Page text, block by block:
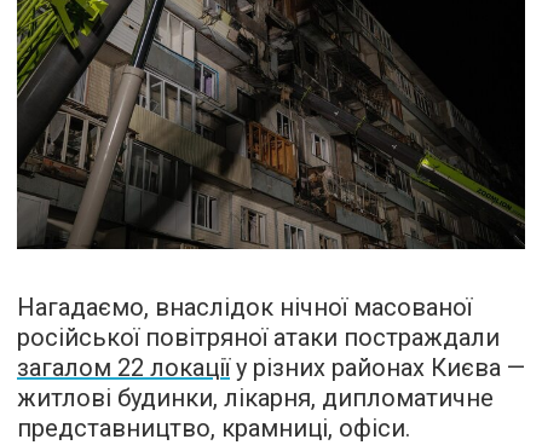
Нагадаємо, внаслідок нічної масованої
російської повітряної атаки постраждали
загалом 22 локаціїу різних районах Києва —
житлові будинки, лікарня, дипломатичне
представництво, крамниці, офіси.